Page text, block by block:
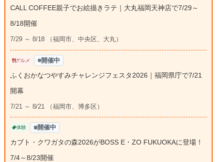
CALL COFFEE親子でお絵描きラテ｜大丸福岡天神店で7/29～
8/18開催
7/29 ～ 8/18 （福岡市、中央区、大丸）
グルメ 開催中
ふくおかなつやすみチャレンジフェスタ2026｜福岡県庁で7/21
開幕
7/21 ～ 8/21 （福岡市、博多区）
体験 開催中
カブト・クワガタの森2026がBOSS E・ZO FUKUOKAに登場！
7/4～8/23開催